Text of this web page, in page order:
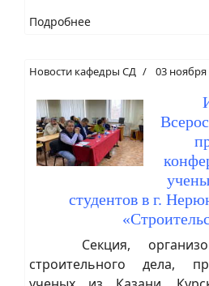
Подробнее
Новости кафедры СД 03 ноября
студентов в г.
Секция,
строительного дела,